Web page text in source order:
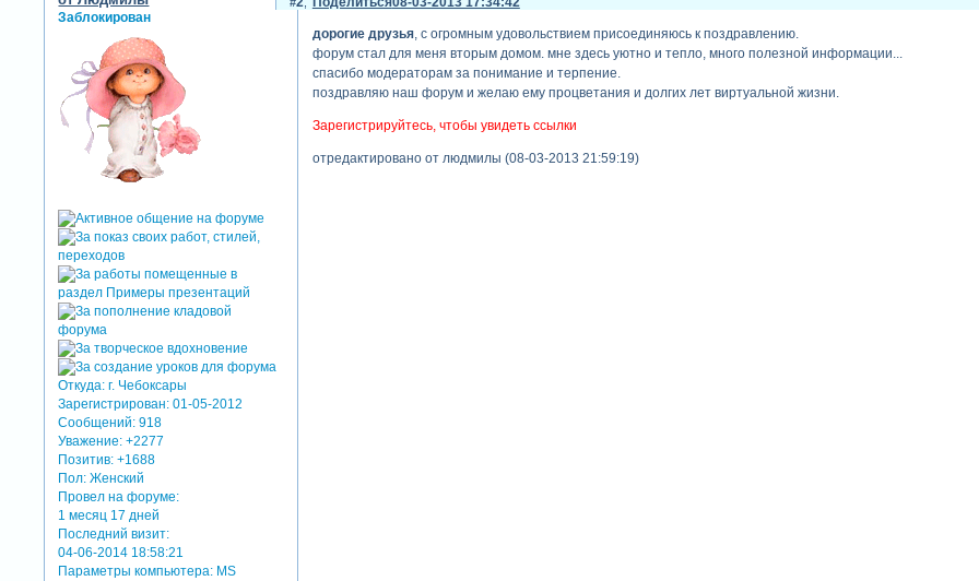
Заблокирован
Откуда: г. Чебоксары
Зарегистрирован: 01-05-2012
Сообщений: 918
Уважение: +2277
Позитив: +1688
Пол: Женский
Провел на форуме:
1 месяц 17 дней
Последний визит:
04-06-2014 18:58:21
Параметры компьютера: MS
дорогие друзья, с огромным удовольствием присоединяюсь к поздравлению.
форум стал для меня вторым домом. мне здесь уютно и тепло, много полезной информации...
спасибо модераторам за понимание и терпение.
поздравляю наш форум и желаю ему процветания и долгих лет виртуальной жизни.
Зарегистрируйтесь, чтобы увидеть ссылки
отредактировано от людмилы (08-03-2013 21:59:19)